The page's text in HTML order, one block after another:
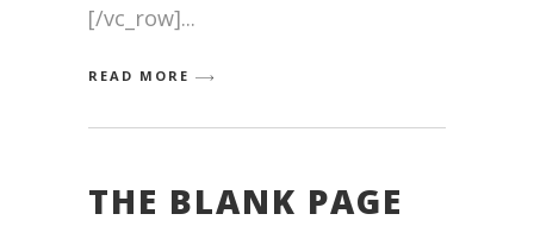
[/vc_row]
READ MORE
THE BLANK PAGE